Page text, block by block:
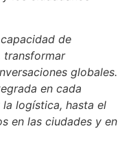
de
transformar
globales.
en cada
logística, hasta el
en las ciudades y en